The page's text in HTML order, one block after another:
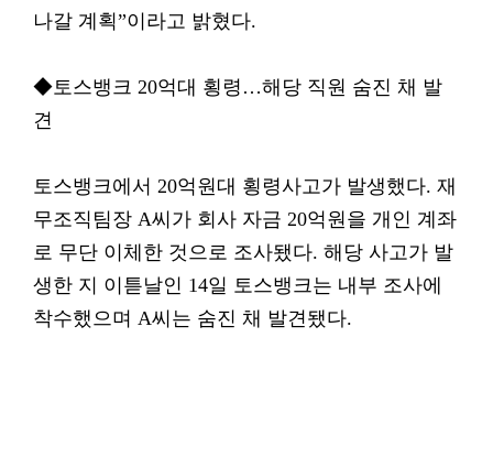
나갈 계획”이라고 밝혔다.
◆토스뱅크 20억대 횡령…해당 직원 숨진 채 발
견
토스뱅크에서 20억원대 횡령사고가 발생했다. 재
무조직팀장 A씨가 회사 자금 20억원을 개인 계좌
로 무단 이체한 것으로 조사됐다. 해당 사고가 발
생한 지 이튿날인 14일 토스뱅크는 내부 조사에
착수했으며 A씨는 숨진 채 발견됐다.